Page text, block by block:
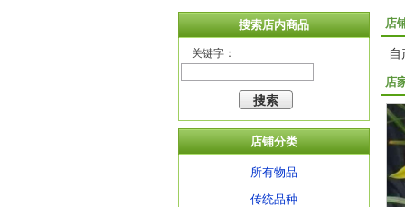
搜索店内商品
关键字：
店铺分类
所有物品
传统品种
店
店